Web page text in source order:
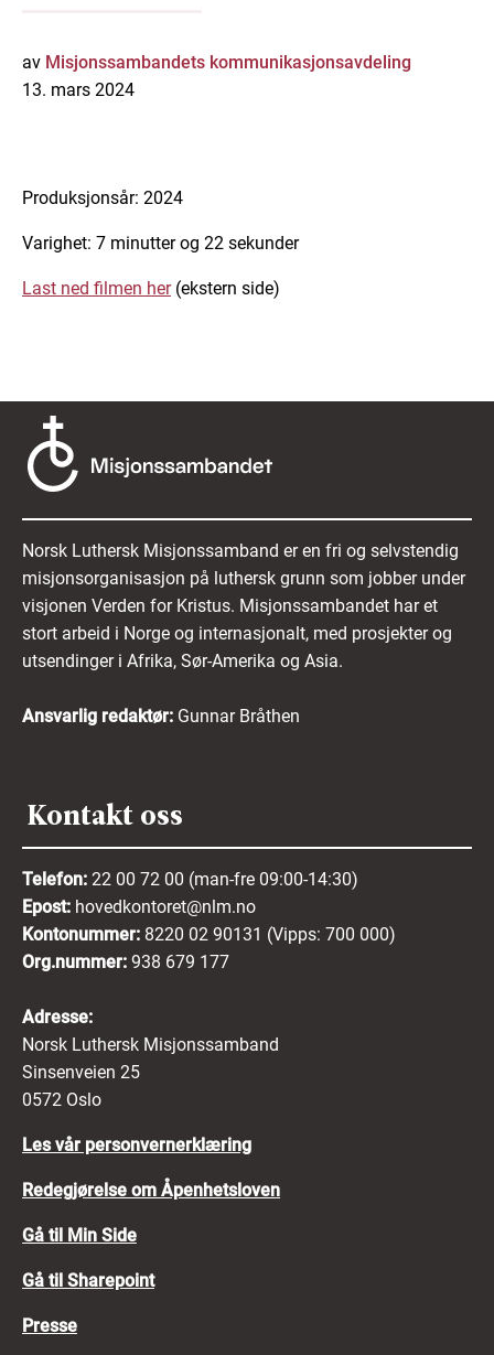
av Misjonssambandets kommunikasjonsavdeling
13. mars 2024
Produksjonsår: 2024
Varighet: 7 minutter og 22 sekunder
Last ned filmen her(ekstern side)
Norsk Luthersk Misjonssamband er en fri og selvstendig
misjonsorganisasjon på luthersk grunn som jobber under
visjonen Verden for Kristus. Misjonssambandet har et
stort arbeid i Norge og internasjonalt, med prosjekter og
utsendinger i Afrika, Sør-Amerika og Asia.
Ansvarlig redaktør: Gunnar Bråthen
Kontakt oss
Telefon: 22 00 72 00 (man-fre 09:00-14:30)
Epost: hovedkontoret@nlm.no
Kontonummer: 8220 02 90131 (Vipps: 700 000)
Org.nummer: 938 679 177
Adresse:
Norsk Luthersk Misjonssamband
Sinsenveien 25
0572 Oslo
Les vår personvernerklæring
Redegjørelse om Åpenhetsloven
Gå til Min Side
Gå til Sharepoint
Presse